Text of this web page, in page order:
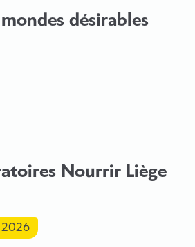
désirables
Nourrir Liège
2026